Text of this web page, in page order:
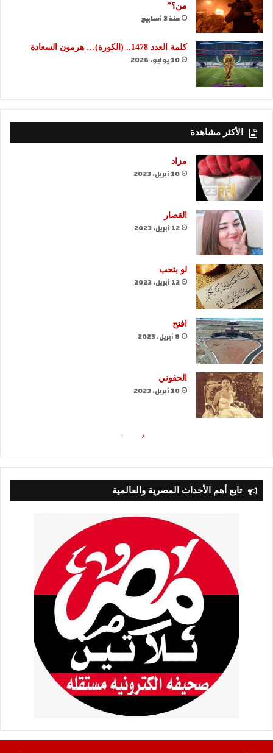
من؟”
منذ 3 أسابيع
كلمة العدد 1478.. (الكورة)… هرمون السعادة
10 يوليو، 2026
الأكثر مشاهدة
مزاد
10 أبريل، 2023
القصار
12 أبريل، 2023
لو بتحب
12 أبريل، 2023
افتح
8 أبريل، 2023
الحقوني
10 أبريل، 2023
الصفحةالصفحة
تابع أهم الأحداث المصرية والعالمية